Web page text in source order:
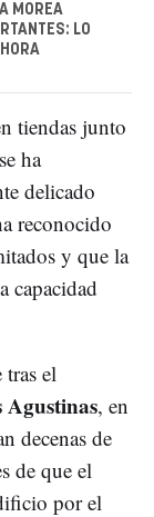
MOREA
LO
tiendas junto
se ha
delicado
reconocido
y que la
capacidad
el
Agustinas, en
decenas de
de que el
por el